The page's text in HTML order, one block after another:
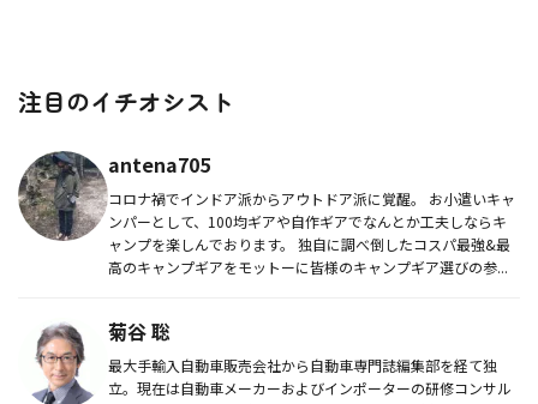
注目のイチオシスト
antena705
コロナ禍でインドア派からアウトドア派に覚醒。 お小遣いキャ
ンパーとして、100均ギアや自作ギアでなんとか工夫しならキ
ャンプを楽しんでおります。 独自に調べ倒したコスパ最強&最
高のキャンプギアをモットーに皆様のキャンプギア選びの参...
菊谷 聡
最大手輸入自動車販売会社から自動車専門誌編集部を経て独
立。現在は自動車メーカーおよびインポーターの研修コンサル